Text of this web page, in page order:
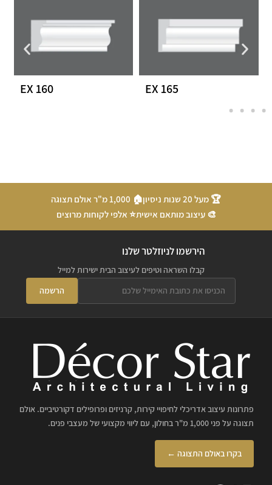
EX 165
EX 160
🏆 מעל 20 שנות ניסיון
🏠 1,000 מ"ר אולם תצוגה
🎨 עיצוב מותאם אישית⭐ אלפי לקוחות מרוצים
הירשמו לניוזלטר שלנו
קבלו השראה וטיפים לעיצוב הבית ישירות למייל
הרשמה
פתרונות עיצוב אדריכלי לחיפויי קירות, קרניזים ופרופילים דקורטיביים. אולם
תצוגה על פני 1,000 מ"ר בחולון, עם ליווי מקצועי של מעצבי פנים.
בקרו באולם התצוגה ←